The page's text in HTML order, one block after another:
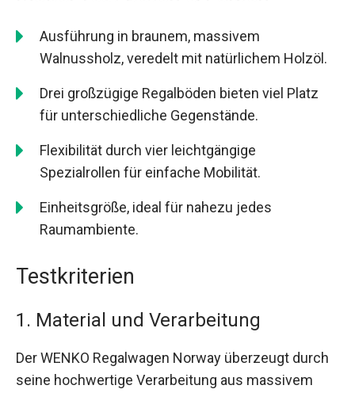
Ausführung in braunem, massivem
Walnussholz, veredelt mit natürlichem Holzöl.
Drei großzügige Regalböden bieten viel Platz
für unterschiedliche Gegenstände.
Flexibilität durch vier leichtgängige
Spezialrollen für einfache Mobilität.
Einheitsgröße, ideal für nahezu jedes
Raumambiente.
Testkriterien
1. Material und Verarbeitung
Der WENKO Regalwagen Norway überzeugt durch
seine hochwertige Verarbeitung aus massivem